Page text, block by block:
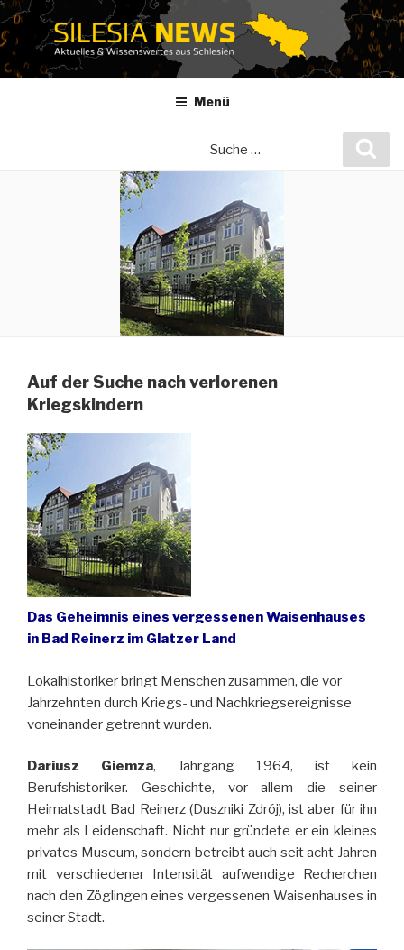
Zum
Inhalt
springen
Menü
Auf der Suche nach verlorenen
Kriegskindern
Das Geheimnis eines vergessenen Waisenhauses
in Bad Reinerz im Glatzer Land
Lokalhistoriker bringt Menschen zusammen, die vor
Jahrzehnten durch Kriegs- und Nachkriegsereignisse
voneinander getrennt wurden.
Dariusz Giemza, Jahrgang 1964, ist kein
Berufshistoriker. Geschichte, vor allem die seiner
Heimatstadt Bad Reinerz (Duszniki Zdrój), ist aber für ihn
mehr als Leidenschaft. Nicht nur gründete er ein kleines
privates Museum, sondern betreibt auch seit acht Jahren
mit verschiedener Intensität aufwendige Recherchen
nach den Zöglingen eines vergessenen Waisenhauses in
seiner Stadt.